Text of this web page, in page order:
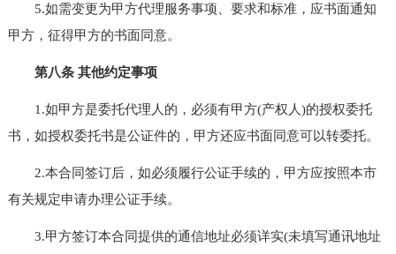
5.如需变更为甲方代理服务事项、要求和标准，应书面通知
甲方，征得甲方的书面同意。
第八条 其他约定事项
1.如甲方是委托代理人的，必须有甲方(产权人)的授权委托
书，如授权委托书是公证件的，甲方还应书面同意可以转委托。
2.本合同签订后，如必须履行公证手续的，甲方应按照本市
有关规定申请办理公证手续。
3.甲方签订本合同提供的通信地址必须详实(未填写通讯地址